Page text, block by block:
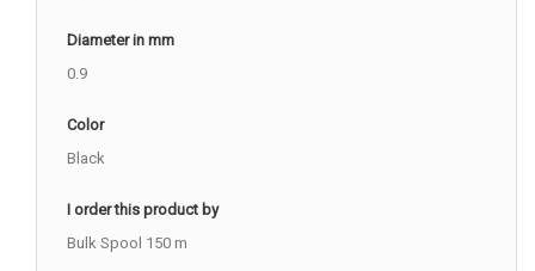
Diameter in mm
0.9
Color
Black
I order this product by
Bulk Spool 150 m